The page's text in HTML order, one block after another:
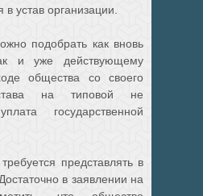
устав организации.
подобрать как вновь
и уже действующему
общества со своего
на типовой не
государственной
представлять в
в заявлении на